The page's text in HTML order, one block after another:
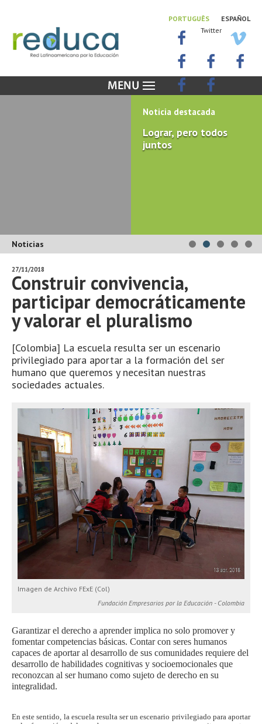
ESPAÑOL
PORTUGUÊS
Twitter
Noticias
Noticia destacada
Lograr, pero todos
juntos
27/11/2018
Construir convivencia,
participar democráticamente
y valorar el pluralismo
[Colombia] La escuela resulta ser un escenario
privilegiado para aportar a la formación del ser
humano que queremos y necesitan nuestras
sociedades actuales.
Imagen de Archivo FExE (Col)
Fundación Empresarios por la Educación - Colombia
Garantizar el derecho a aprender implica no solo promover y
fomentar competencias básicas. Contar con seres humanos
capaces de aportar al desarrollo de sus comunidades requiere del
desarrollo de habilidades cognitivas y socioemocionales que
reconozcan al ser humano como sujeto de derecho en su
integralidad.
En este sentido, la escuela resulta ser un escenario privilegiado para aportar